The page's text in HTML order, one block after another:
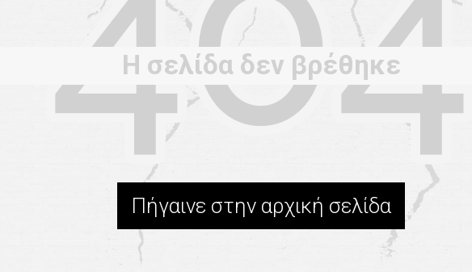
Η σελίδα δεν βρέθηκε
Πήγαινε στην αρχική σελίδα